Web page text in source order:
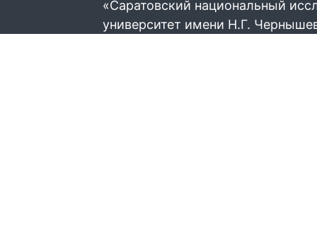
«Саратовский национальный
университет имени Н.Г.